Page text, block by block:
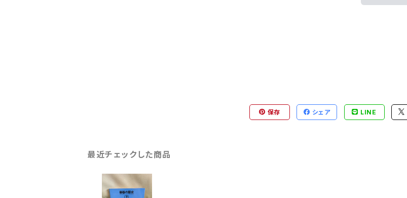
保存 シェア LINE
最近チェックした商品